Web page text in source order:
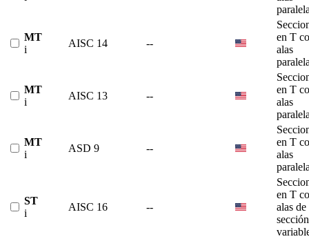
MT
i
AISC 14 --
en T
alas
MT
i
AISC 13 --
en T
alas
MT
i
ASD 9 --
en T
alas
ST
i
AISC 16 --
en T
alas de
sección